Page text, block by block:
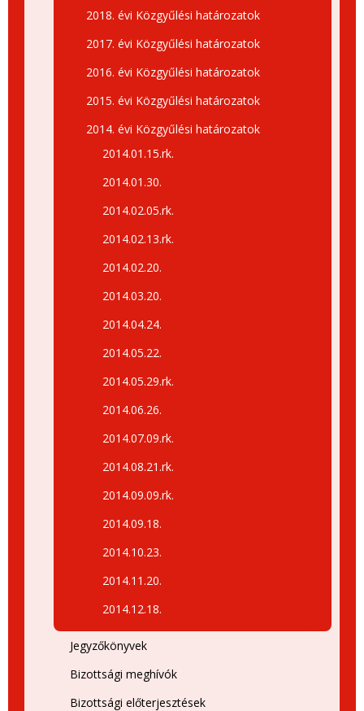
2018. évi Közgyűlési határozatok
2017. évi Közgyűlési határozatok
2016. évi Közgyűlési határozatok
2015. évi Közgyűlési határozatok
2014. évi Közgyűlési határozatok
2014.01.15.rk.
2014.01.30.
2014.02.05.rk.
2014.02.13.rk.
2014.02.20.
2014.03.20.
2014.04.24.
2014.05.22.
2014.05.29.rk.
2014.06.26.
2014.07.09.rk.
2014.08.21.rk.
2014.09.09.rk.
2014.09.18.
2014.10.23.
2014.11.20.
2014.12.18.
Jegyzőkönyvek
Bizottsági meghívók
Bizottsági előterjesztések